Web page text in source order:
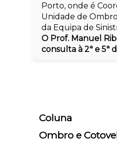
Porto, onde é
Unidade de
da Equipa de
O Prof. Manuel
consulta à 2ª e 5ª
Coluna
Ombro e